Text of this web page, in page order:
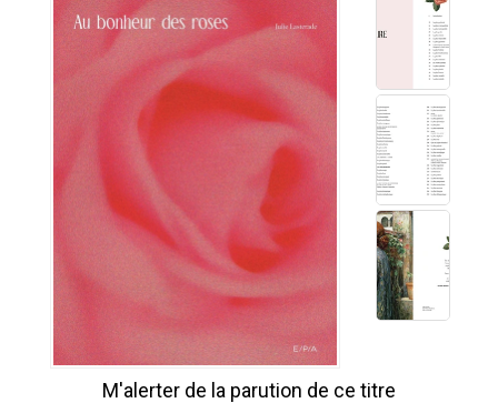
M'alerter de la parution de ce titre